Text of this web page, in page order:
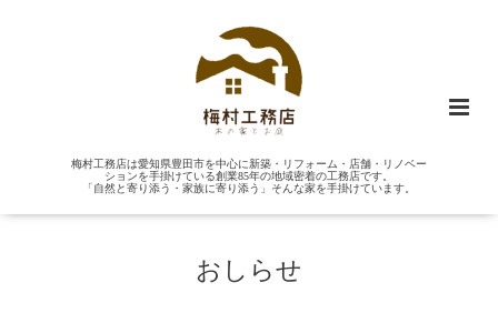
梅村工務店は愛知県豊田市を中心に新築・リフォーム・店舗・リノベー
ションを手掛けている創業85年の地域密着の工務店です。
「自然と寄り添う・家族に寄り添う」そんな家を手掛けています。
おしらせ